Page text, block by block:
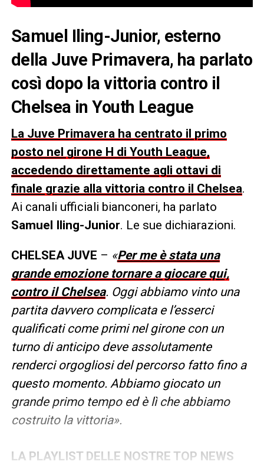
Samuel Iling-Junior, esterno
della Juve Primavera, ha parlato
così dopo la vittoria contro il
Chelsea in Youth League
La Juve Primavera ha centrato il primo
posto nel girone H di Youth League,
accedendo direttamente agli ottavi di
finale grazie alla vittoria contro il Chelsea.
Ai canali ufficiali bianconeri, ha parlato
Samuel Iling-Junior. Le sue dichiarazioni.
CHELSEA JUVE – «Per me è stata una
grande emozione tornare a giocare qui,
contro il Chelsea. Oggi abbiamo vinto una
partita davvero complicata e l’esserci
qualificati come primi nel girone con un
turno di anticipo deve assolutamente
renderci orgogliosi del percorso fatto fino a
questo momento. Abbiamo giocato un
grande primo tempo ed è lì che abbiamo
costruito la vittoria».
LA PLAYLIST DELLE NOSTRE TOP NEWS